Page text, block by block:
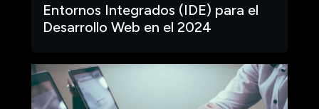
Entornos Integrados (IDE) para el
Desarrollo Web en el 2024